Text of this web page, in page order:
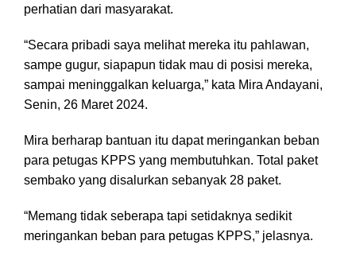
perhatian dari masyarakat.
“Secara pribadi saya melihat mereka itu pahlawan,
sampe gugur, siapapun tidak mau di posisi mereka,
sampai meninggalkan keluarga,” kata Mira Andayani,
Senin, 26 Maret 2024.
Mira berharap bantuan itu dapat meringankan beban
para petugas KPPS yang membutuhkan. Total paket
sembako yang disalurkan sebanyak 28 paket.
“Memang tidak seberapa tapi setidaknya sedikit
meringankan beban para petugas KPPS,” jelasnya.